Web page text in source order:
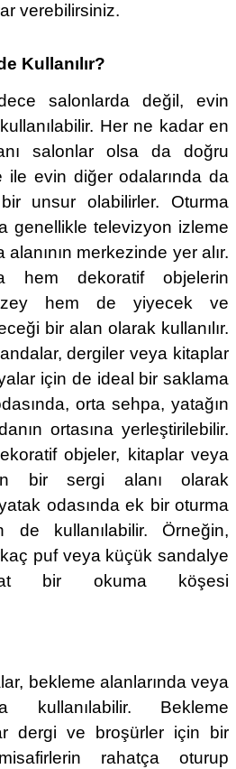
verebilirsiniz.
Kullanılır?
salonlarda değil, evin
Her ne kadar en
salonlar olsa da doğru
ile evin diğer odalarında da
unsur olabilirler. Oturma
genellikle televizyon izleme
merkezinde yer alır.
hem dekoratif objelerin
hem de yiyecek ve
bir alan olarak kullanılır.
dergiler veya kitaplar
için de ideal bir saklama
orta sehpa, yatağın
ortasına yerleştirilebilir.
objeler, kitaplar veya
bir sergi alanı olarak
odasında ek bir oturma
de kullanılabilir. Örneğin,
puf veya küçük sandalye
bir okuma köşesi
bekleme alanlarında veya
kullanılabilir. Bekleme
dergi ve broşürler için bir
rahatça oturup